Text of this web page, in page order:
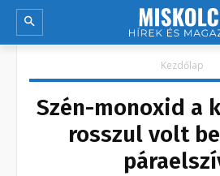
Kezdőlap
Szén-monoxid a
rosszul volt